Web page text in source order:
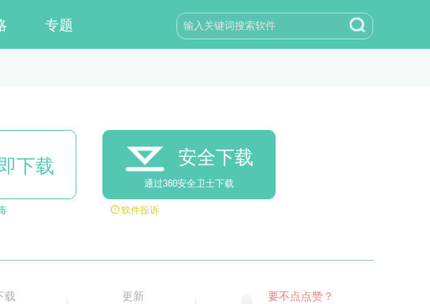
专题
下载 安全下载
通过360安全卫士下载
软件投诉
载 更新 要不点点赞？